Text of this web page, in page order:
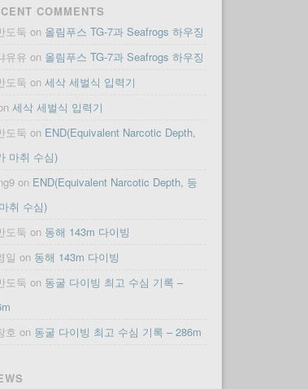
COMMENTS
도둑 on 올림푸스 TG-7과 Seafrogs 하우징
유유 on 올림푸스 TG-7과 Seafrogs 하우징
도둑 on 세삭 세벌식 입력기
세삭 세벌식 입력기
도둑 on END(Equivalent Narcotic Depth,
마취 수심)
on END(Equivalent Narcotic Depth, 등
취 수심)
도둑 on 동해 143m 다이빙
일 on 동해 143m 다이빙
도둑 on 동굴 다이빙 최고 수심 기록 –
호 on 동굴 다이빙 최고 수심 기록 – 286m